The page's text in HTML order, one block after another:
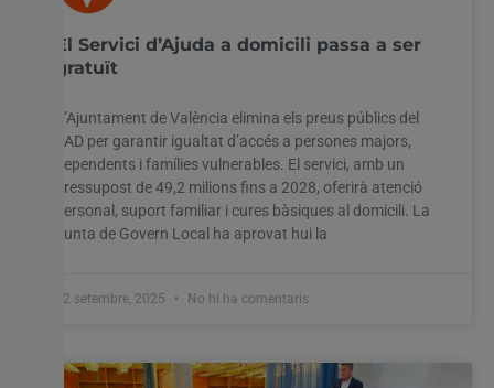
El Servici d’Ajuda a domicili passa a ser
gratuït
L’Ajuntament de València elimina els preus públics del
SAD per garantir igualtat d’accés a persones majors,
dependents i famílies vulnerables. El servici, amb un
pressupost de 49,2 milions fins a 2028, oferirà atenció
personal, suport familiar i cures bàsiques al domicili. La
Junta de Govern Local ha aprovat hui la
12 setembre, 2025 No hi ha comentaris